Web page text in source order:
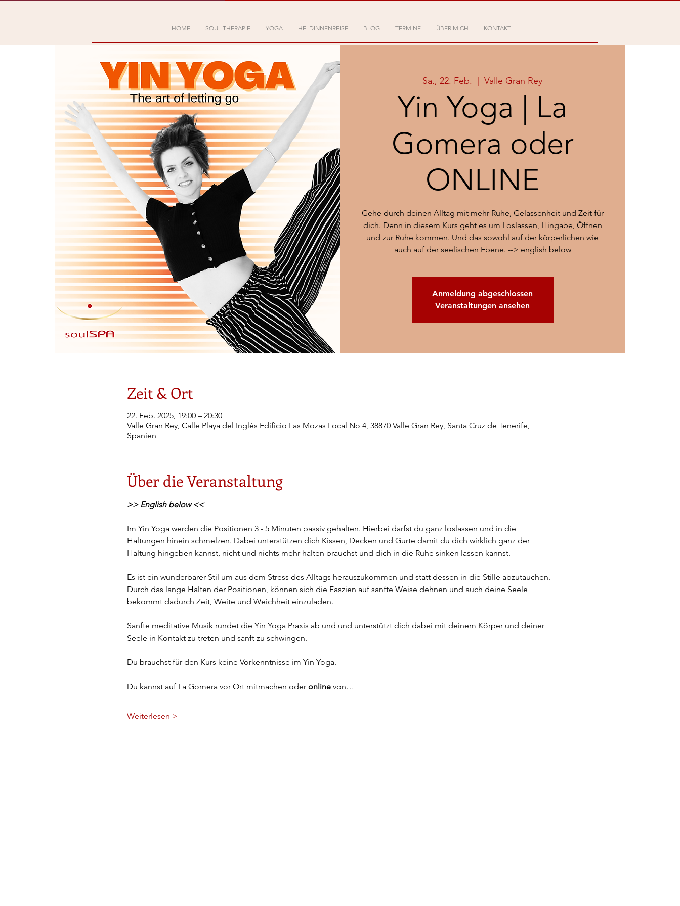
HOME SOUL THERAPIE YOGA HELDINNENREISE BLOG TERMINE ÜBER MICH KONTAKT
Sa., 22. Feb.
  |
Valle Gran Rey
Yin Yoga | La
Gomera oder
ONLINE
Gehe durch deinen Alltag mit mehr Ruhe, Gelassenheit und Zeit für
dich. Denn in diesem Kurs geht es um Loslassen, Hingabe, Öffnen
und zur Ruhe kommen. Und das sowohl auf der körperlichen wie
auch auf der seelischen Ebene. --> english below
Anmeldung abgeschlossen
Veranstaltungen ansehen
Zeit & Ort
22. Feb. 2025, 19:00 – 20:30
Valle Gran Rey, Calle Playa del Inglés Edificio Las Mozas Local No 4, 38870 Valle Gran Rey, Santa Cruz de Tenerife,
Spanien
Über die Veranstaltung
>> English below <<
Im Yin Yoga werden die Positionen 3 - 5 Minuten passiv gehalten. Hierbei darfst du ganz loslassen und in die
Haltungen hinein schmelzen. Dabei unterstützen dich Kissen, Decken und Gurte damit du dich wirklich ganz der
Haltung hingeben kannst, nicht und nichts mehr halten brauchst und dich in die Ruhe sinken lassen kannst.
Es ist ein wunderbarer Stil um aus dem Stress des Alltags herauszukommen und statt dessen in die Stille abzutauchen.
Durch das lange Halten der Positionen, können sich die Faszien auf sanfte Weise dehnen und auch deine Seele
bekommt dadurch Zeit, Weite und Weichheit einzuladen.
Sanfte meditative Musik rundet die Yin Yoga Praxis ab und und unterstützt dich dabei mit deinem Körper und deiner
Seele in Kontakt zu treten und sanft zu schwingen.
Du brauchst für den Kurs keine Vorkenntnisse im Yin Yoga.
Du kannst auf La Gomera vor Ort mitmachen oder online von…
Weiterlesen >